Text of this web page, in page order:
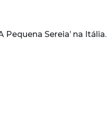
Sereia’ na Itália.